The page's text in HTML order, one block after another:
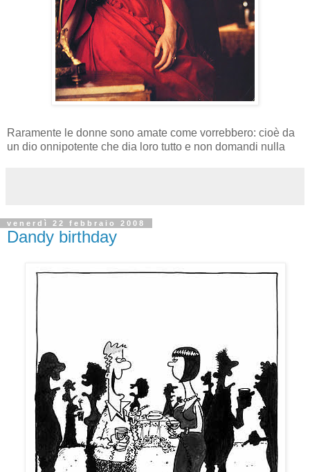
Raramente le donne sono amate come vorrebbero: cioè da
un dio onnipotente che dia loro tutto e non domandi nulla
venerdì 22 febbraio 2008
Dandy birthday